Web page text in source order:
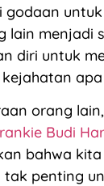
lain
diri untuk
apa
orang
Budi
bahwa
tak penting